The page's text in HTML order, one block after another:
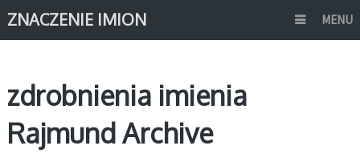
ZNACZENIE IMION MENU
zdrobnienia imienia
Rajmund Archive